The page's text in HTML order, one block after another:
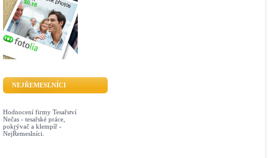
NEJŘEMESLNÍCI
Hodnocení firmy Tesařství
Nečas - tesařské práce,
pokrývač a klempíř -
NejŘemeslníci.